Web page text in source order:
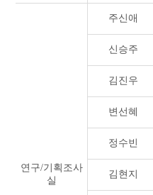
연구/기획조사
실
주신애
신승주
김진우
변선혜
정수빈
김현지